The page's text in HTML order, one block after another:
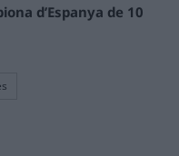
d’Espanya de 10